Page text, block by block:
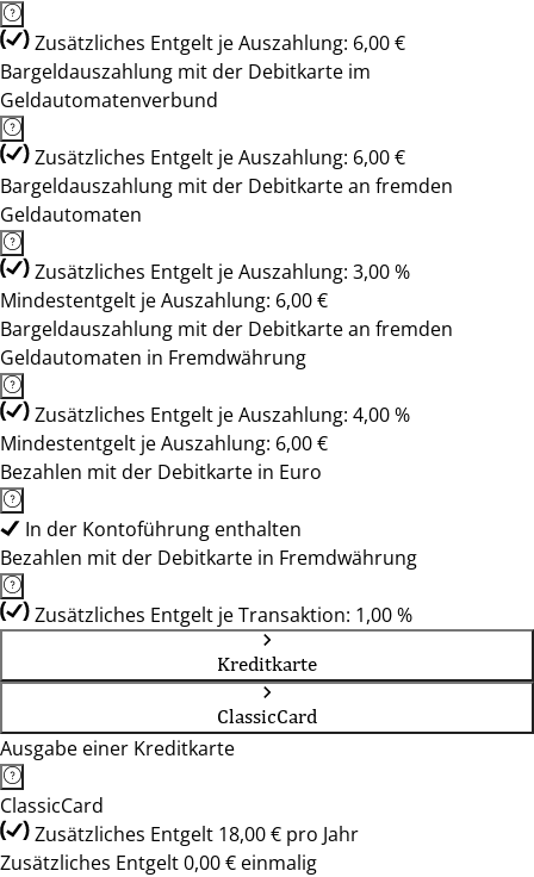
Zusätzliches Entgelt je Auszahlung: 6,00 €
Bargeldauszahlung mit der Debitkarte im
Geldautomatenverbund
Zusätzliches Entgelt je Auszahlung: 6,00 €
Bargeldauszahlung mit der Debitkarte an fremden
Geldautomaten
Zusätzliches Entgelt je Auszahlung: 3,00 %
Mindestentgelt je Auszahlung: 6,00 €
Bargeldauszahlung mit der Debitkarte an fremden
Geldautomaten in Fremdwährung
Zusätzliches Entgelt je Auszahlung: 4,00 %
Mindestentgelt je Auszahlung: 6,00 €
Bezahlen mit der Debitkarte in Euro
In der Kontoführung enthalten
Bezahlen mit der Debitkarte in Fremdwährung
Zusätzliches Entgelt je Transaktion: 1,00 %
Kreditkarte
ClassicCard
Ausgabe einer Kreditkarte
ClassicCard
Zusätzliches Entgelt 18,00 € pro Jahr
Zusätzliches Entgelt 0,00 € einmalig